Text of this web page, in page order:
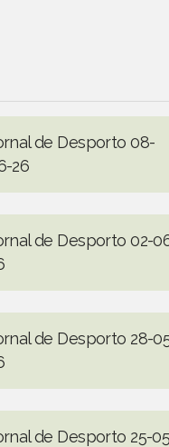
de Desporto 08-
26
de Desporto 02-
de Desporto 28-
de Desporto 25-